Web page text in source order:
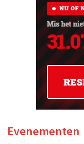
Evenementen